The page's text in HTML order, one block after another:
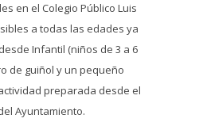
en el Colegio Público Luis
a todas las edades ya
Infantil (niños de 3 a 6
de guiñol y un pequeño
preparada desde el
Ayuntamiento.